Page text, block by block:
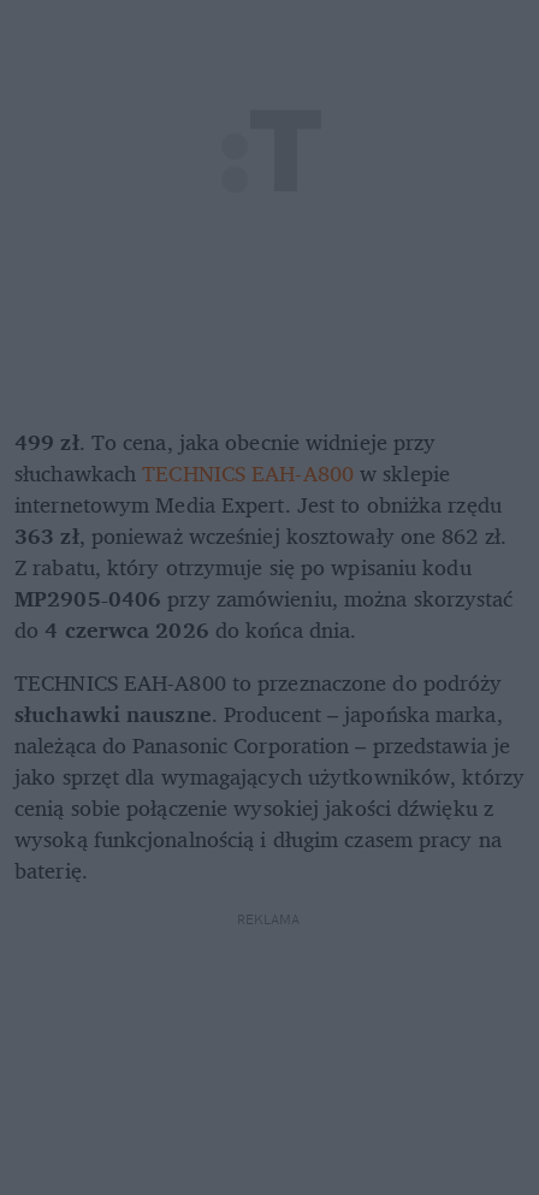
499 zł. To cena, jaka obecnie widnieje przy
słuchawkach TECHNICS EAH-A800 w sklepie
internetowym Media Expert. Jest to obniżka rzędu
363 zł, ponieważ wcześniej kosztowały one 862 zł.
Z rabatu, który otrzymuje się po wpisaniu kodu
MP2905-0406 przy zamówieniu, można skorzystać
do 4 czerwca 2026 do końca dnia.
słuchawki nauszne. Producent – japońska marka,
należąca do Panasonic Corporation – przedstawia je
jako sprzęt dla wymagających użytkowników, którzy
cenią sobie połączenie wysokiej jakości dźwięku z
wysoką funkcjonalnością i długim czasem pracy na
baterię.
REKLAMA